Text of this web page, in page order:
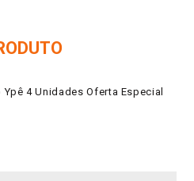
4 Unidades Oferta Especial